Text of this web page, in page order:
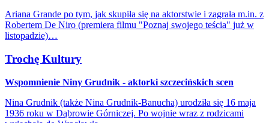
Ariana Grande po tym, jak skupiła się na aktorstwie i zagrała m.in. z
Robertem De Niro (premiera filmu "Poznaj swojego teścia" już w
listopadzie)…
Trochę Kultury
Wspomnienie Niny Grudnik - aktorki szczecińskich scen
Nina Grudnik (także Nina Grudnik-Banucha) urodziła się 16 maja
1936 roku w Dąbrowie Górniczej. Po wojnie wraz z rodzicami